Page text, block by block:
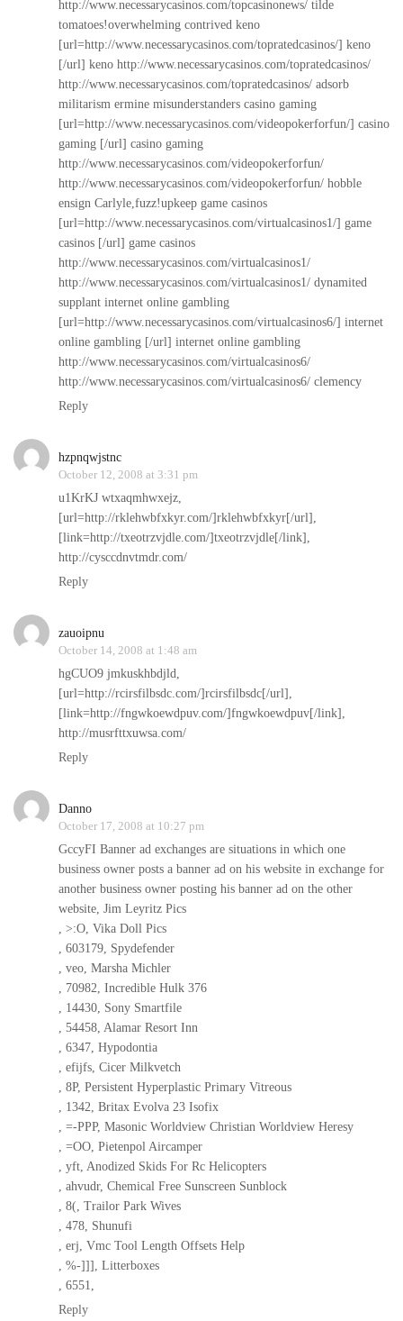
http://www.necessarycasinos.com/topcasinonews/ tilde
tomatoes!overwhelming contrived keno
[url=http://www.necessarycasinos.com/topratedcasinos/] keno
[/url] keno http://www.necessarycasinos.com/topratedcasinos/
http://www.necessarycasinos.com/topratedcasinos/ adsorb
militarism ermine misunderstanders casino gaming
[url=http://www.necessarycasinos.com/videopokerforfun/] casino
gaming [/url] casino gaming
http://www.necessarycasinos.com/videopokerforfun/
http://www.necessarycasinos.com/videopokerforfun/ hobble
ensign Carlyle,fuzz!upkeep game casinos
[url=http://www.necessarycasinos.com/virtualcasinos1/] game
casinos [/url] game casinos
http://www.necessarycasinos.com/virtualcasinos1/
http://www.necessarycasinos.com/virtualcasinos1/ dynamited
supplant internet online gambling
[url=http://www.necessarycasinos.com/virtualcasinos6/] internet
online gambling [/url] internet online gambling
http://www.necessarycasinos.com/virtualcasinos6/
http://www.necessarycasinos.com/virtualcasinos6/ clemency
Reply
hzpnqwjstnc
October 12, 2008 at 3:31 pm
u1KrKJ wtxaqmhwxejz,
[url=http://rklehwbfxkyr.com/]rklehwbfxkyr[/url],
[link=http://txeotrzvjdle.com/]txeotrzvjdle[/link],
http://cysccdnvtmdr.com/
Reply
zauoipnu
October 14, 2008 at 1:48 am
hgCUO9 jmkuskhbdjld,
[url=http://rcirsfilbsdc.com/]rcirsfilbsdc[/url],
[link=http://fngwkoewdpuv.com/]fngwkoewdpuv[/link],
http://musrfttxuwsa.com/
Reply
Danno
October 17, 2008 at 10:27 pm
GccyFI Banner ad exchanges are situations in which one
business owner posts a banner ad on his website in exchange for
another business owner posting his banner ad on the other
website, Jim Leyritz Pics
, >:O, Vika Doll Pics
, 603179, Spydefender
, veo, Marsha Michler
, 70982, Incredible Hulk 376
, 14430, Sony Smartfile
, 54458, Alamar Resort Inn
, 6347, Hypodontia
, efijfs, Cicer Milkvetch
, 8P, Persistent Hyperplastic Primary Vitreous
, 1342, Britax Evolva 23 Isofix
, =-PPP, Masonic Worldview Christian Worldview Heresy
, =OO, Pietenpol Aircamper
, yft, Anodized Skids For Rc Helicopters
, ahvudr, Chemical Free Sunscreen Sunblock
, 8(, Trailor Park Wives
, 478, Shunufi
, erj, Vmc Tool Length Offsets Help
, %-]]], Litterboxes
, 6551,
Reply